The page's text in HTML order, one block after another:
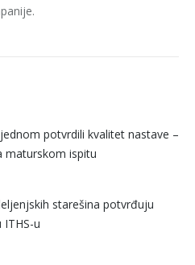
potvrdili kvalitet nastave –
maturskom ispitu
starešina potvrđuju
u